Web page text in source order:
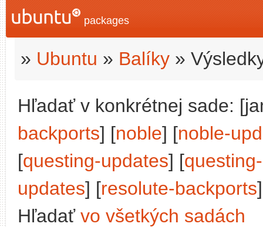
packages
» Ubuntu » Balíky »
Hľadať v konkrétnej sade:
backports] [noble] [noble-
[questing-updates] [
updates] [resolute-backports
Hľadať vo všetkých sadách